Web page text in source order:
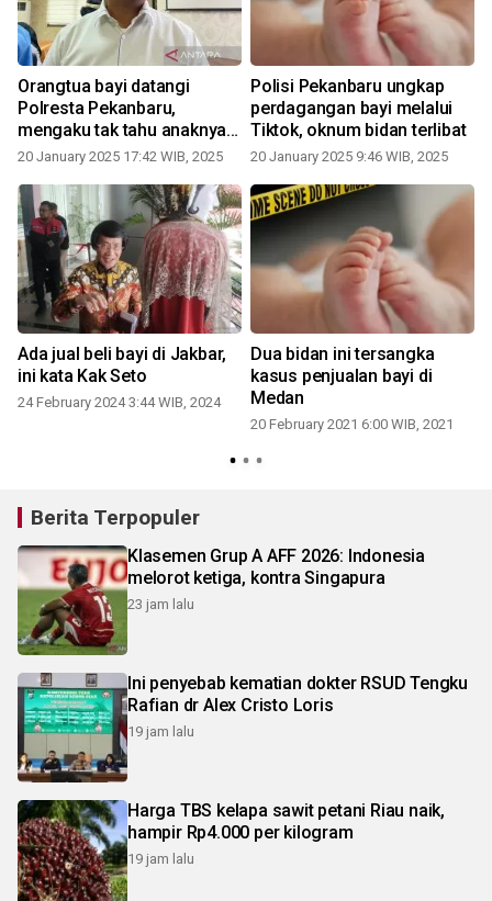
Orangtua bayi datangi
Polresta Pekanbaru,
mengaku tak tahu anaknya
dijual di Tiktok
20 January 2025 17:42 WIB, 2025
Polisi Pekanbaru ungkap
perdagangan bayi melalui
Tiktok, oknum bidan terlibat
20 January 2025 9:46 WIB, 2025
Ada jual beli bayi di Jakbar,
ini kata Kak Seto
24 February 2024 3:44 WIB, 2024
Dua bidan ini tersangka
kasus penjualan bayi di
Medan
20 February 2021 6:00 WIB, 2021
Berita Terpopuler
Klasemen Grup A AFF 2026: Indonesia
melorot ketiga, kontra Singapura
23 jam lalu
Ini penyebab kematian dokter RSUD Tengku
Rafian dr Alex Cristo Loris
19 jam lalu
Harga TBS kelapa sawit petani Riau naik,
hampir Rp4.000 per kilogram
19 jam lalu